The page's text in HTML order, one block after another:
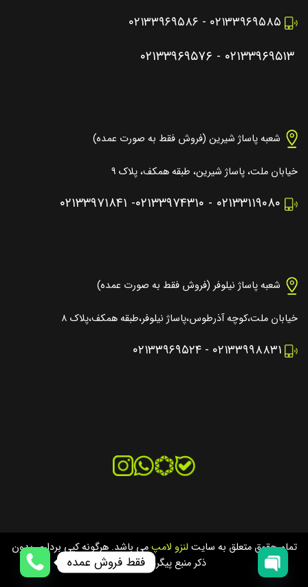
۰۲۱۳۳۹۶۹۵۸۵ - ۰۲۱۳۳۹۶۹۵۸۶
۰۲۱۳۳۹۶۹۵۱۳ - ۰۲۱۳۳۹۶۹۵۷۶
شعبه پاساژ شیرین (فروش فقط به صورت عمده)
خیابان ملت، پاساژ شیرین، طبقه همکف، پلاک ۹
۰۲۱۳۳۱۱۹۰۸۰ - ۰۲۱۳۳۹۷۴۳۱۰- ۰۲۱۳۳۹۷۱۸۴۱
شعبه پاساژ نیلوفر (فروش فقط به صورت عمده)
خیابان ملت،کوچه آذرطوس،پاساژ نیلوفر،طبقه همکف،پلاک ۸
۰۲۱۳۳۹۹۸۸۳۱ - ۰۲۱۳۳۹۶۹۵۲۴
تمام حقوق متعلق به سایت لنزو لامپمی باشد. هرگونه کپی برداری بدون
ذکر منبع پیگرد قانونی دارد.
فقط فروش عمده